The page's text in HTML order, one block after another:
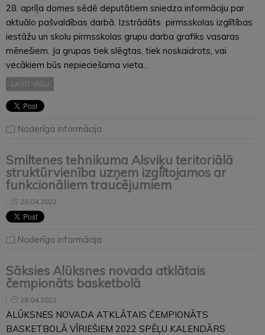
28. aprīļa domes sēdē deputātiem sniedza informāciju par
aktuālo pašvaldības darbā. Izstrādāts pirmsskolas izglītības
iestāžu un skolu pirmsskolas grupu darba grafiks vasaras
mēnešiem. Ja grupas tiek slēgtas, tiek noskaidrots, vai
vecākiem būs nepieciešama vieta…
LASĪT VISU
Noderīga informācija
Smiltenes tehnikuma Alsviķu teritoriālā
struktūrvienība uzņem izglītojamos ar
funkcionāliem traucējumiem
28.04.2022
Noderīga informācija
Sāksies Alūksnes novada atklātais
čempionāts basketbolā
28.04.2022
ALŪKSNES NOVADA ATKLĀTAIS ČEMPIONĀTS
BASKETBOLĀ VĪRIEŠIEM 2022 SPĒĻU KALENDĀRS